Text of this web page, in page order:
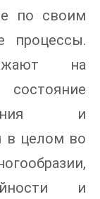
по своим
процессы.
на
и
в целом во
и